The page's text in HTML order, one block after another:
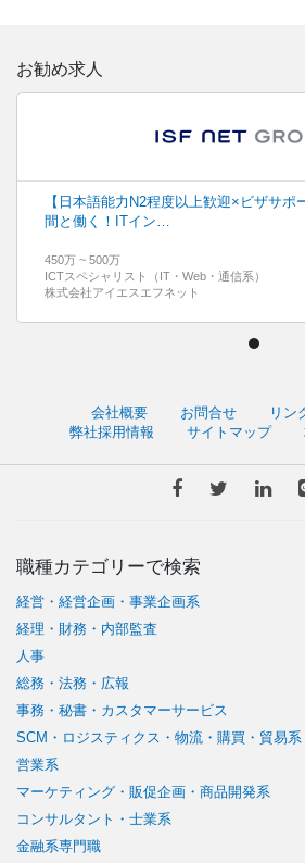
お勧め求人
【日本語能力N2程度以上歓迎×ビザサポ
間と働く！ITイン…
450万 ~ 500万
ICTスペシャリスト（IT・Web・通信系）
株式会社アイエスエフネット
会社概要 お問合せ
リン
弊社採用情報
サイトマップ
職種カテゴリーで検索
経営・経営企画・事業企画系
経理・財務・内部監査
人事
総務・法務・広報
事務・秘書・カスタマーサービス
SCM・ロジスティクス・物流・購買・貿易系
営業系
マーケティング・販促企画・商品開発系
コンサルタント・士業系
金融系専門職